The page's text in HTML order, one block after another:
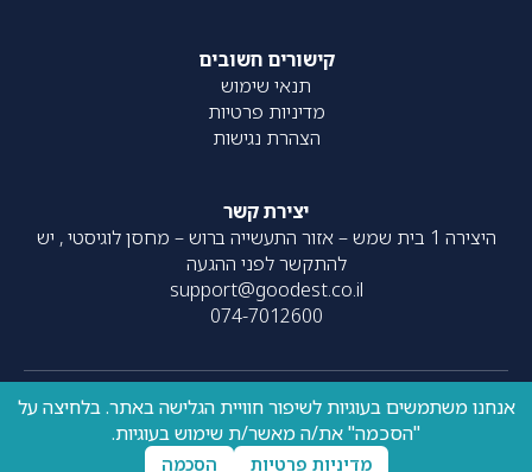
קישורים חשובים
תנאי שימוש
מדיניות פרטיות
הצהרת נגישות
יצירת קשר
היצירה 1 בית שמש – אזור התעשייה ברוש – מחסן לוגיסטי , יש
להתקשר לפני ההגעה
support@goodest.co.il
074-7012600
כל הזכויות שמורות – 2020- עוצב על ידיresolve| פותח על ידי
UpNext
אנחנו משתמשים בעוגיות לשיפור חוויית הגלישה באתר. בלחיצה על
"הסכמה" את/ה מאשר/ת שימוש בעוגיות.
מדיניות פרטיות הסכמה